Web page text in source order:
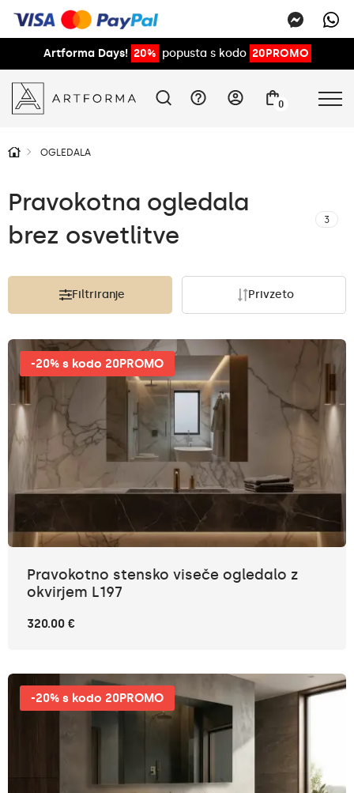
Artforma Days! 20% popusta s kodo 20PROMO
0
OGLEDALA
Pravokotna ogledala
brez osvetlitve
3
Filtriranje Privzeto
-20% s kodo 20PROMO
Pravokotno stensko viseče ogledalo z
okvirjem L197
320.00 €
-20% s kodo 20PROMO